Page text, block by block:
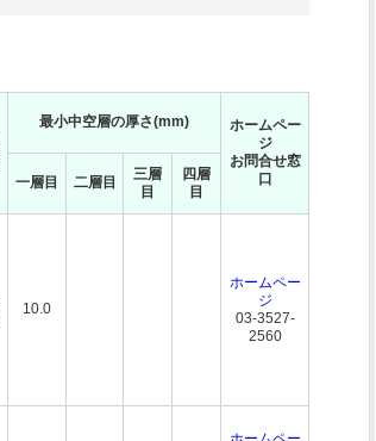
最小中空層の厚さ(mm)
ホームペー
ジ
お問合せ窓
口
一層目 二層目
三層
目
四層
目
10.0
ホームペー
ジ
03-3527-
2560